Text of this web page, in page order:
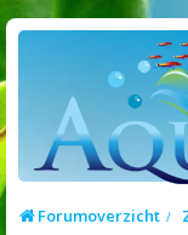
Forumoverzicht